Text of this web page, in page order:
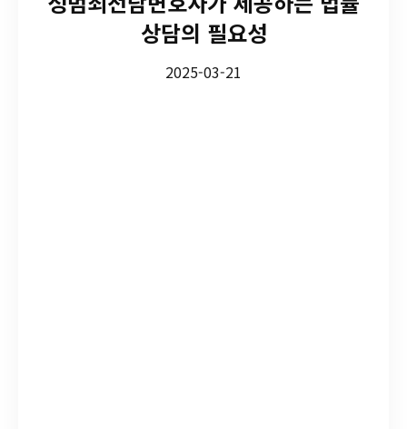
상담의 필요성
2025-03-21